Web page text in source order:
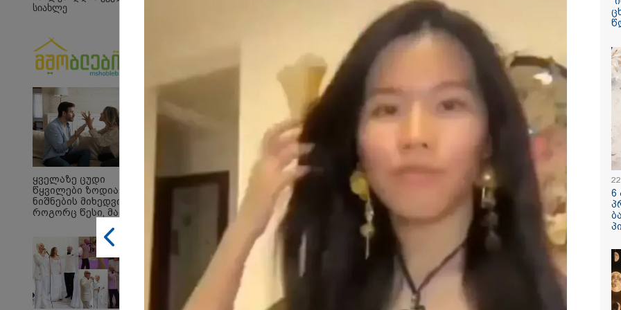
09:33 / 05-08-2026
"მამის მიერ ცოტნესთვის
დატოვებულ სახლში
თვითნებურად ცხოვრობს
ადამიანი, რომელიც
ზვიადის ანდერძში ერთი
სიტყვითაც კი არ არის
მოხსენიებული" - ანა
ჯაბაური
09:32 / 05-08-
"4 დღე
უპუროდ
სიცოცხლე
ქართველი
წერს, რომ
მათ
გოგონა
12:20 / 04-08-2026
"როცა კანონიკიდან
გამომდინარე,
მართებულად მიგვაჩნია,
რომ ადამიანის გასვენება
ტაძრიდან არ მოხდეს, ეს
მგლოვიარეს ისეთი
სიყვარულითა უნდა
ავუხსნათ, რომ შფოთვა
არ დაიბადოს" - დედა
16:02 / 03-08-
"15 წლის
4-ჯერ
დაწყებული
მადლობა
გარეშე
ხარძიანი
კატეგორიის ყველა სიახლე
სიახლე
ყველაზე ცუდი
წყვილები ზოდიაქოს
ნიშნების მიხედვით -
როგორც წესი, მათ არ
ურთიერთობა
6